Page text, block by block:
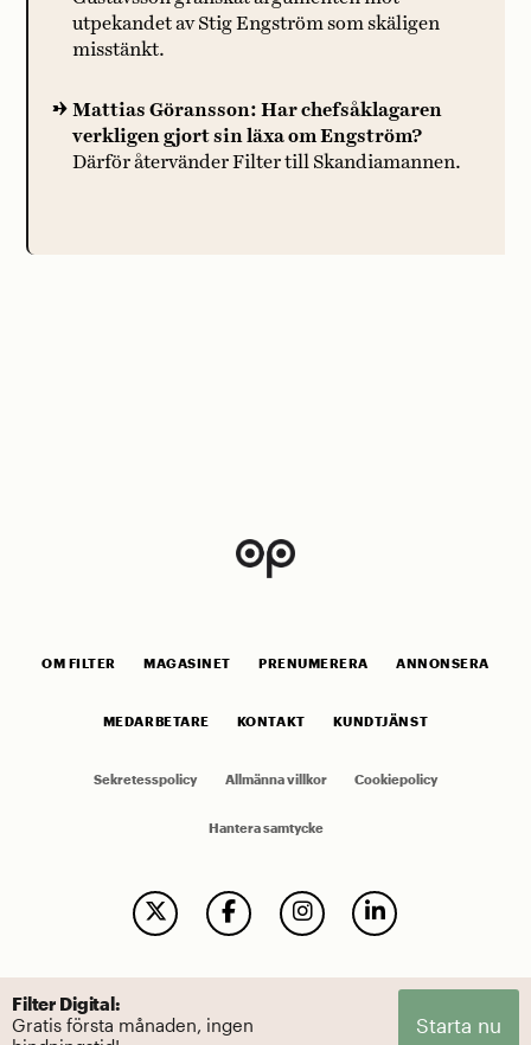
utpekandet av Stig Engström som skäligen
misstänkt.
Mattias Göransson: Har chefsåklagaren
verkligen gjort sin läxa om Engström?
Därför återvänder Filter till Skandiamannen.
OM FILTER MAGASINET PRENUMERERA ANNONSERA
MEDARBETARE KONTAKT KUNDTJÄNST
Sekretesspolicy Allmänna villkor Cookiepolicy
Hantera samtycke
Filter Digital:
Gratis första månaden, ingen
Starta nu